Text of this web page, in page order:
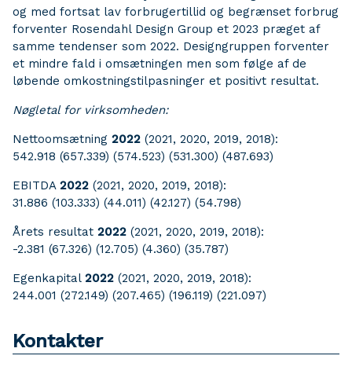
og med fortsat lav forbrugertillid og begrænset forbrug
forventer Rosendahl Design Group et 2023 præget af
samme tendenser som 2022. Designgruppen forventer
et mindre fald i omsætningen men som følge af de
løbende omkostningstilpasninger et positivt resultat.
Nøgletal for virksomheden:
Nettoomsætning 2022 (2021, 2020, 2019, 2018):
542.918 (657.339) (574.523) (531.300) (487.693)
EBITDA 2022 (2021, 2020, 2019, 2018):
31.886 (103.333) (44.011) (42.127) (54.798)
Årets resultat 2022 (2021, 2020, 2019, 2018):
-2.381 (67.326) (12.705) (4.360) (35.787)
Egenkapital 2022 (2021, 2020, 2019, 2018):
244.001 (272.149) (207.465) (196.119) (221.097)
Kontakter